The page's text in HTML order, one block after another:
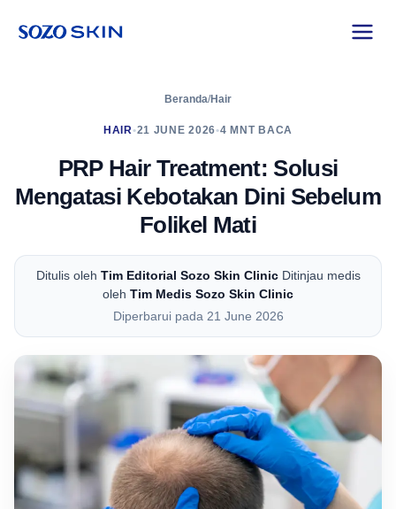
Beranda/Hair
HAIR•21 JUNE 2026•4 MNT BACA
PRP Hair Treatment: Solusi
Mengatasi Kebotakan Dini Sebelum
Folikel Mati
Ditulis oleh Tim Editorial Sozo Skin Clinic Ditinjau medis
oleh Tim Medis Sozo Skin Clinic
Diperbarui pada 21 June 2026